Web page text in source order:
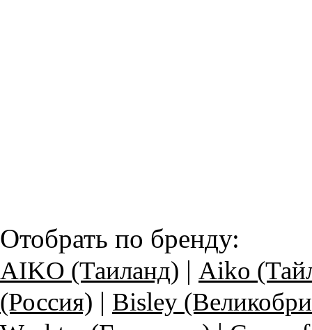
Отобрать по бренду:
AIKO (Таиланд) | Aiko
(Россия) | Bisley